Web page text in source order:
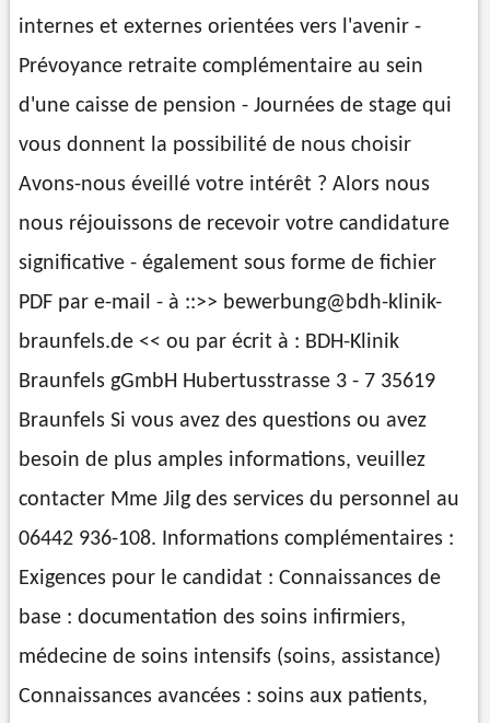
internes et externes orientées vers l'avenir -
Prévoyance retraite complémentaire au sein
d'une caisse de pension - Journées de stage qui
vous donnent la possibilité de nous choisir
Avons-nous éveillé votre intérêt ? Alors nous
nous réjouissons de recevoir votre candidature
significative - également sous forme de fichier
PDF par e-mail - à ::>> bewerbung@bdh-klinik-
braunfels.de << ou par écrit à : BDH-Klinik
Braunfels gGmbH Hubertusstrasse 3 - 7 35619
Braunfels Si vous avez des questions ou avez
besoin de plus amples informations, veuillez
contacter Mme Jilg des services du personnel au
06442 936-108. Informations complémentaires :
Exigences pour le candidat : Connaissances de
base : documentation des soins infirmiers,
médecine de soins intensifs (soins, assistance)
Connaissances avancées : soins aux patients,